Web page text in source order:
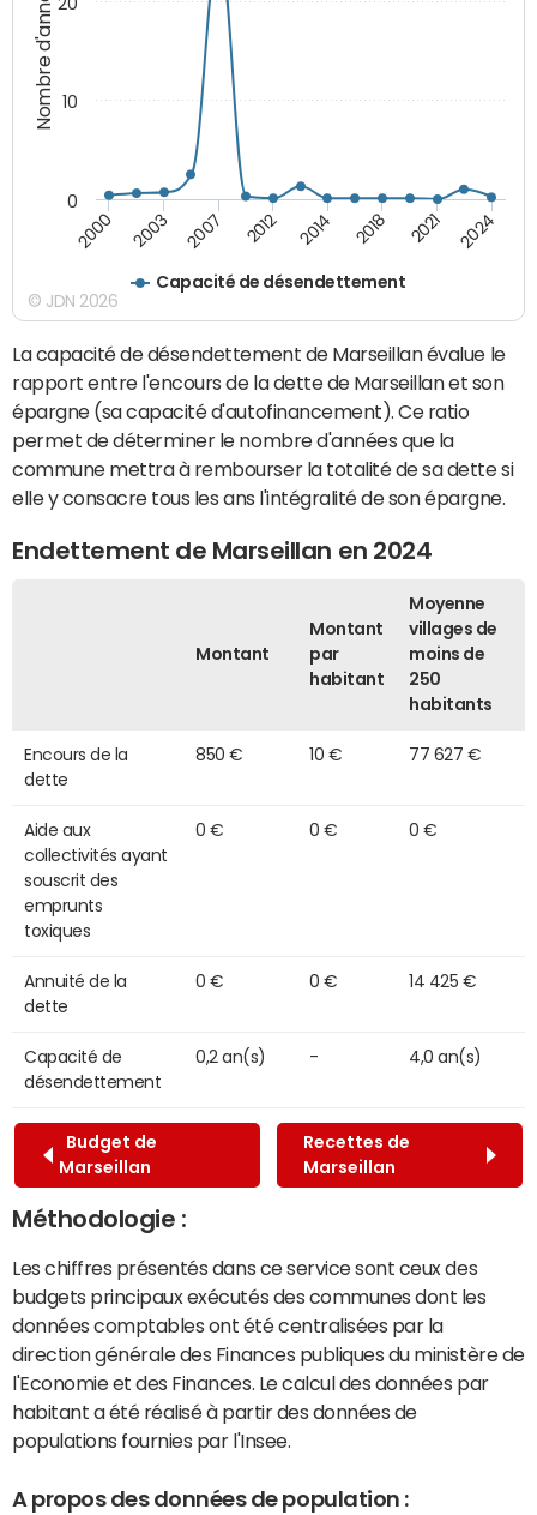
Nombre d'années
Capacité de désendettement
2000 2003 2007 2012 2014 2018 2021 2024
0
10
© JDN 2026
La capacité de désendettement de Marseillan évalue le
rapport entre l'encours de la dette de Marseillan et son
épargne (sa capacité d'autofinancement). Ce ratio
permet de déterminer le nombre d'années que la
commune mettra à rembourser la totalité de sa dette si
elle y consacre tous les ans l'intégralité de son épargne.
Endettement de Marseillan en 2024
Montant
Montant
par
habitant
Moyenne
villages de
moins de
250
habitants
Encours de la
dette
850 € 10 € 77 627 €
Aide aux
collectivités ayant
souscrit des
emprunts
toxiques
0 € 0 € 0 €
Annuité de la
dette
0 € 0 € 14 425 €
Capacité de
désendettement
0,2 an(s) - 4,0 an(s)
Budget de
Marseillan
Recettes de
Marseillan
Méthodologie :
Les chiffres présentés dans ce service sont ceux des
budgets principaux exécutés des communes dont les
données comptables ont été centralisées par la
direction générale des Finances publiques du ministère de
l'Economie et des Finances. Le calcul des données par
habitant a été réalisé à partir des données de
populations fournies par l'Insee.
A propos des données de population :